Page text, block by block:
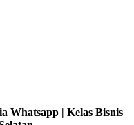
Whatsapp | Kelas Bisnis